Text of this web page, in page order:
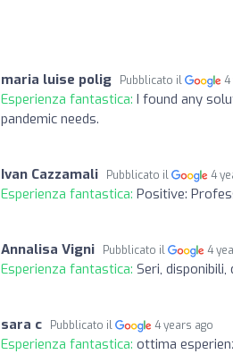
maria luise polig Pubblicato il 4
Esperienza fantastica: I found any
pandemic needs.
Ivan Cazzamali Pubblicato il 4
Esperienza fantastica: Positive:
Annalisa Vigni Pubblicato il 4
Esperienza fantastica: Seri,
sara c Pubblicato il 4 years ago
Esperienza fantastica: ottima